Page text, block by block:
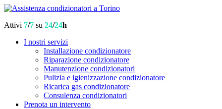
Attivi 7/7 su 24/24h
I nostri servizi
Installazione condizionatore
Riparazione condizionatore
Manutenzione condizionatori
Pulizia e igienizzazione condizionatore
Ricarica gas condizionatore
Consulenza condizionatori
Prenota un intervento